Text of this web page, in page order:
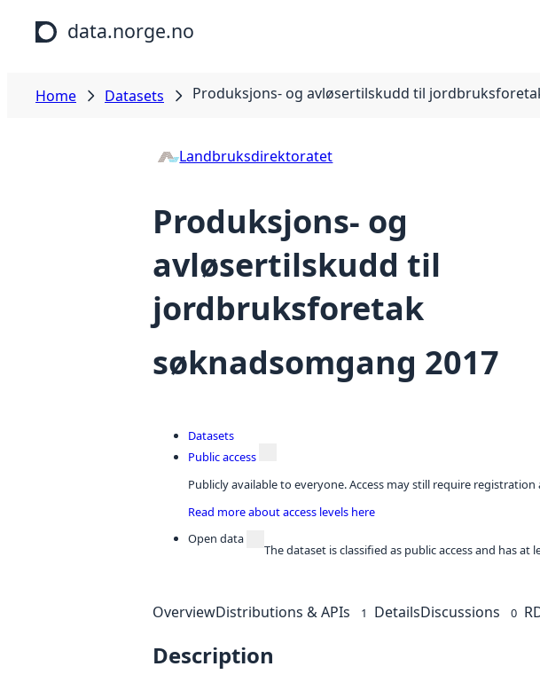
Skip to main content
data.norge.no
Home Datasets Produksjons- og avløsertilskudd til
Landbruksdirektoratet
Produksjons- og
avløsertilskudd til
jordbruksforetak 
søknadsomgang 2017
Datasets
Public access
Publicly available to everyone. Access may still require
Read more about access levels here
Open data
The dataset is classified as public access and has
OverviewDistributions & APIs 1 DetailsDiscussions 0
Description